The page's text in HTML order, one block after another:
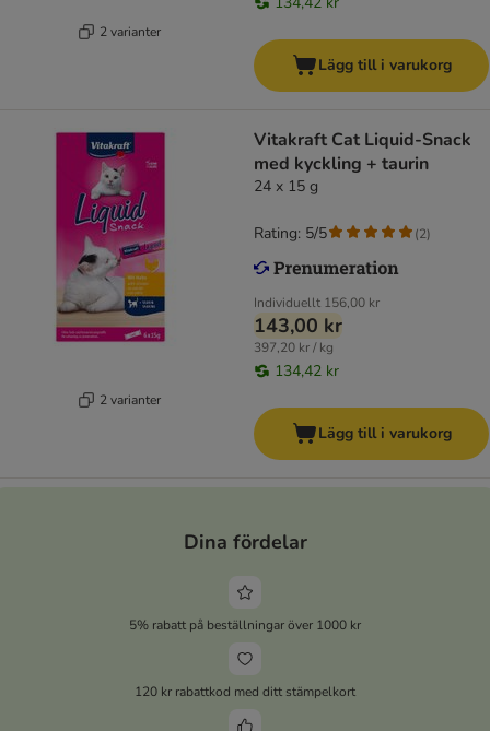
2 varianter
Lägg till i varukorg
2 varianter
Vitakraft Cat Liquid-Snack
med kyckling + taurin
24 x 15 g
Individuellt 156,00 kr
143,00 kr
397,20 kr / kg
134,42 kr
Rating: 5/5 (2)
Lägg till i varukorg
Dina fördelar
5% rabatt på beställningar över 1000 kr
120 kr rabattkod med ditt stämpelkort